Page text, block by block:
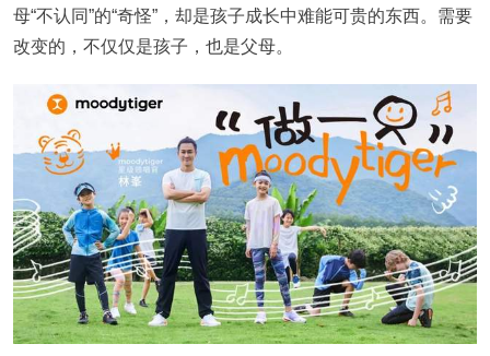
母“不认同”的“奇怪”，却是孩子成长中难能可贵的东西。需要
改变的，不仅仅是孩子，也是父母。